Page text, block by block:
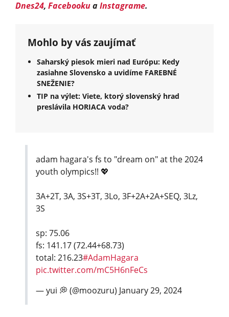
Dnes24, FacebookuaInstagrame.
Mohlo by vás zaujímať
Saharský piesok mieri nad Európu: Kedy
zasiahne Slovensko a uvidíme FAREBNÉ
SNEŽENIE?
TIP na výlet: Viete, ktorý slovenský hrad
preslávila HORIACA voda?
adam hagara's fs to "dream on" at the 2024
youth olympics!! 💖
3A+2T, 3A, 3S+3T, 3Lo, 3F+2A+2A+SEQ, 3Lz,
3S
sp: 75.06
fs: 141.17 (72.44+68.73)
total: 216.23#AdamHagara
pic.twitter.com/mC5H6nFeCs
— yui 💭 (@moozuru) January 29, 2024